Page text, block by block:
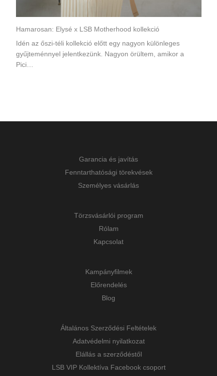
Hamarosan: Elysé x LSB Motherhood kollekció
Idén az őszi-téli kollekció előtt egy nagyon különleges
gyűjteménnyel jelentkezünk. Nagyon örültem, amikor a
Pici…
Garancia és javítás
Fenntarthatósági törekvések
Személyes vásárlás
Törzsvásárlói program
Rólam
Kapcsolat
Kampányfilmek
Előrendelés
Blog
Általános Szerződési Feltételek
Adatvédelmi nyilatkozat
Elállás a szerződéstől
LSB VIP Kollektíva Facebook csoport